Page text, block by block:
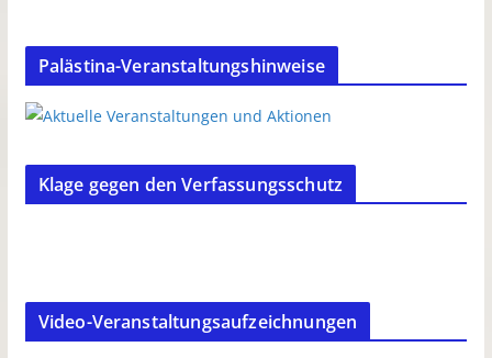
Palästina-Veranstaltungshinweise
Klage gegen den Verfassungsschutz
Video-Veranstaltungsaufzeichnungen